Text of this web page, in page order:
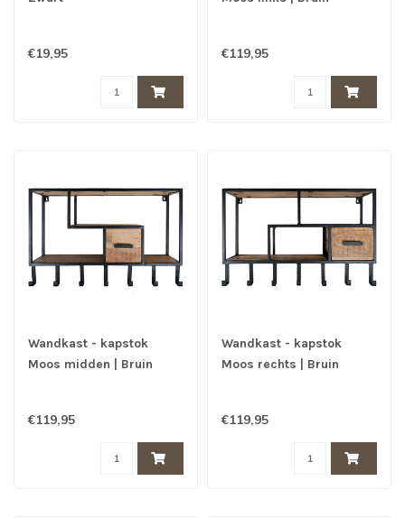
€19,95 €119,95
Wandkast - kapstok
Moos midden | Bruin
€119,95
Wandkast - kapstok
Moos rechts | Bruin
€119,95